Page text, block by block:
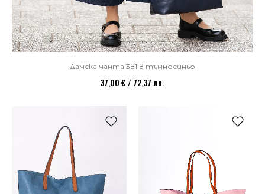
Дамска чанта 3в1 в тъмносиньо
37,00 € / 72,37 лв.